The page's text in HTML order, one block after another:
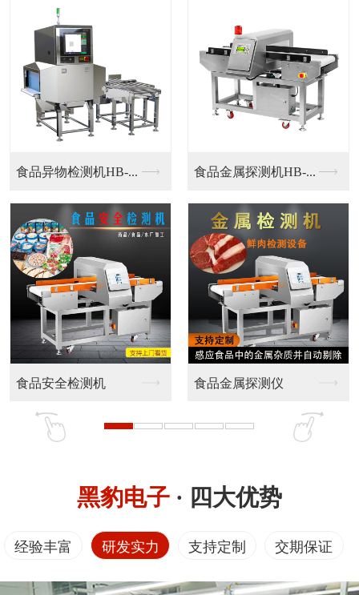
铝箔金属探测仪 铝箔金属探测仪
黑豹电子 · 四大优势
经验丰富 研发实力 支持定制 交期保证